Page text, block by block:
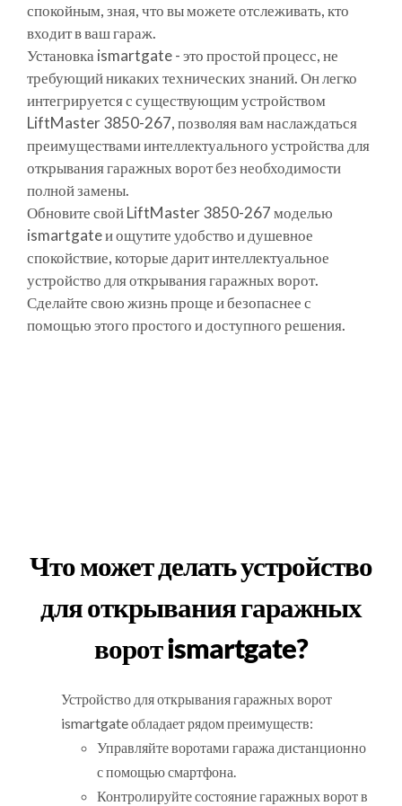
спокойным, зная, что вы можете отслеживать, кто
входит в ваш гараж.
Установка ismartgate - это простой процесс, не
требующий никаких технических знаний. Он легко
интегрируется с существующим устройством
LiftMaster 3850-267, позволяя вам наслаждаться
преимуществами интеллектуального устройства для
открывания гаражных ворот без необходимости
полной замены.
Обновите свой LiftMaster 3850-267 моделью
ismartgate и ощутите удобство и душевное
спокойствие, которые дарит интеллектуальное
устройство для открывания гаражных ворот.
Сделайте свою жизнь проще и безопаснее с
помощью этого простого и доступного решения.
Что может делать устройство
для открывания гаражных
ворот ismartgate?
Устройство для открывания гаражных ворот
ismartgate обладает рядом преимуществ:
Управляйте воротами гаража дистанционно
с помощью смартфона.
Контролируйте состояние гаражных ворот в